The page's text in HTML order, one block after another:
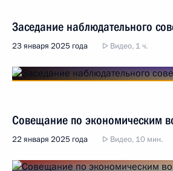
Заседание наблюдательного
23 января 2025 года Видео, 1 ч.
Совещание по экономическим
22 января 2025 года Видео, 10 мин.